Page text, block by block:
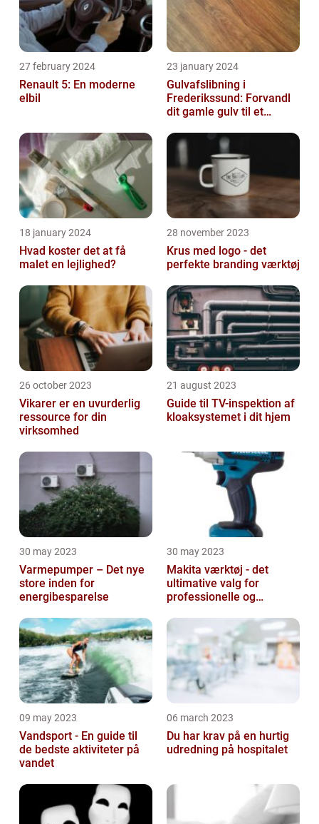
27 february 2024
Renault 5: En moderne
elbil
23 january 2024
Gulvafslibning i
Frederikssund: Forvandl
dit gamle gulv til et
18 january 2024
Hvad koster det at få
malet en lejlighed?
28 november 2023
Krus med logo - det
perfekte branding værktøj
26 october 2023
Vikarer er en uvurderlig
ressource for din
virksomhed
21 august 2023
Guide til TV-inspektion af
kloaksystemet i dit hjem
30 may 2023
Varmepumper – Det nye
store inden for
energibesparelse
30 may 2023
Makita værktøj - det
ultimative valg for
professionelle og
selv'ere
09 may 2023
Vandsport - En guide til
de bedste aktiviteter på
vandet
06 march 2023
Du har krav på en hurtig
udredning på hospitalet